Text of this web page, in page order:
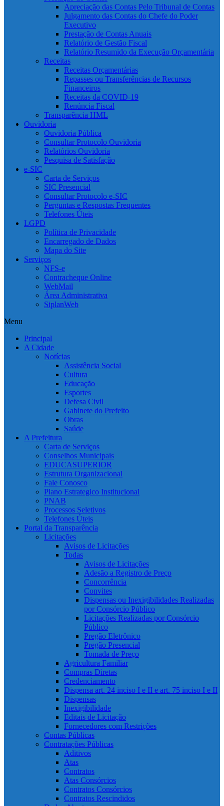
Apreciação das Contas Pelo Tribunal de Contas
Julgamento das Contas do Chefe do Poder
Executivo
Prestação de Contas Anuais
Relatório de Gestão Fiscal
Relatório Resumido da Execução Orçamentária
Receitas
Receitas Orçamentárias
Repasses ou Transferências de Recursos
Financeiros
Receitas da COVID-19
Renúncia Fiscal
Transparência HML
Ouvidoria
Ouvidoria Pública
Consultar Protocolo Ouvidoria
Relatórios Ouvidoria
Pesquisa de Satisfação
e-SIC
Carta de Serviços
SIC Presencial
Consultar Protocolo e-SIC
Perguntas e Respostas Frequentes
Telefones Úteis
LGPD
Política de Privacidade
Encarregado de Dados
Mapa do Site
Serviços
NFS-e
Contracheque Online
WebMail
Área Administrativa
SiplanWeb
Menu
Principal
A Cidade
Notícias
Assistência Social
Cultura
Educação
Esportes
Defesa Civil
Gabinete do Prefeito
Obras
Saúde
A Prefeitura
Carta de Serviços
Conselhos Municipais
EDUCASUPERIOR
Estrutura Organizacional
Fale Conosco
Plano Estrategico Institucional
PNAB
Processos Seletivos
Telefones Úteis
Portal da Transparência
Licitações
Avisos de Licitações
Todas
Avisos de Licitações
Adesão a Registro de Preço
Concorrência
Convites
Dispensas ou Inexigibilidades Realizadas
por Consórcio Público
Licitações Realizadas por Consórcio
Público
Pregão Eletrônico
Pregão Presencial
Tomada de Preço
Agricultura Familiar
Compras Diretas
Credenciamento
Dispensa art. 24 inciso I e II e art. 75 inciso I e II
Dispensas
Inexigibilidade
Editais de Licitação
Fornecedores com Restrições
Contas Públicas
Contratações Públicas
Aditivos
Atas
Contratos
Atas Consórcios
Contratos Consórcios
Contratos Rescindidos